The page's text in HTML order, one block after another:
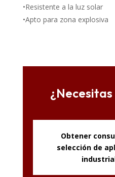
•Resistente a la luz solar
•Apto para zona explosiva
Obtener
selección de